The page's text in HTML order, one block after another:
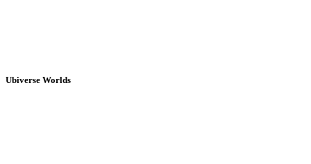
Ubiverse Worlds